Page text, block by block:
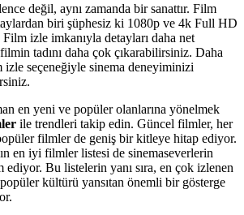
değil, aynı zamanda bir sanattır. Film
biri şüphesiz ki 1080p ve 4k Full HD
izle imkanıyla detayları daha net
tadını daha çok çıkarabilirsiniz. Daha
seçeneğiyle sinema deneyiminizi
en yeni ve popüler olanlarına yönelmek
ile trendleri takip edin. Güncel filmler, her
filmler de geniş bir kitleye hitap ediyor.
en iyi filmler listesi de sinemaseverlerin
ediyor. Bu listelerin yanı sıra, en çok izlenen
kültürü yansıtan önemli bir gösterge